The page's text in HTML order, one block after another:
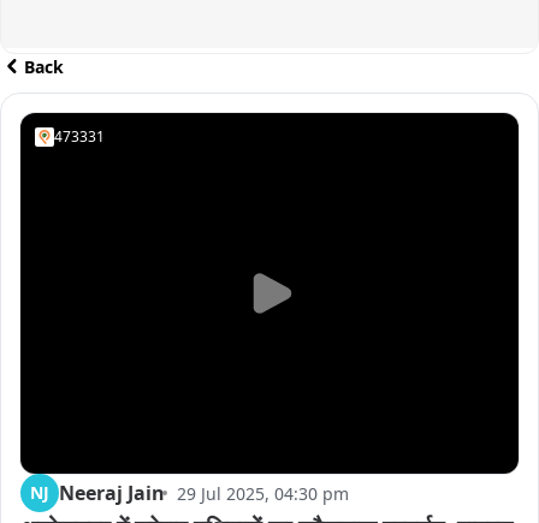
Back
473331
NJ Neeraj Jain 29 Jul 2025, 04:30 pm